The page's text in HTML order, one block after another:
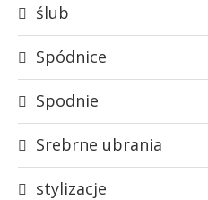
ślub
Spódnice
Spodnie
Srebrne ubrania
stylizacje